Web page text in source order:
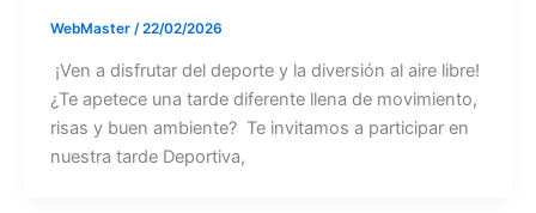
WebMaster /22/02/2026
¡Ven a disfrutar del deporte y la diversión al aire libre!
¿Te apetece una tarde diferente llena de movimiento,
risas y buen ambiente? Te invitamos a participar en
nuestra tarde Deportiva,